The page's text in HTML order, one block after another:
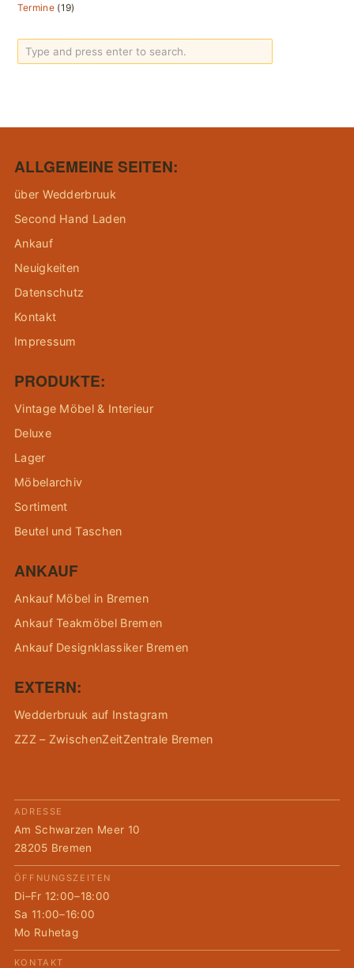
Termine (19)
ALLGEMEINE SEITEN:
über Wedderbruuk
Second Hand Laden
Ankauf
Neuigkeiten
Datenschutz
Kontakt
Impressum
PRODUKTE:
Vintage Möbel & Interieur
Deluxe
Lager
Möbelarchiv
Sortiment
Beutel und Taschen
ANKAUF
Ankauf Möbel in Bremen
Ankauf Teakmöbel Bremen
Ankauf Designklassiker Bremen
EXTERN:
Wedderbruuk auf Instagram
ZZZ – ZwischenZeitZentrale Bremen
ADRESSE
Am Schwarzen Meer 10
28205 Bremen
ÖFFNUNGSZEITEN
Di–Fr 12:00–18:00
Sa 11:00–16:00
Mo Ruhetag
KONTAKT